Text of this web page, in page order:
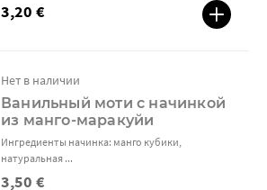
3,20 €
Ванильный моти с начинкой
из манго-маракуйи
3,50 €
Нет в наличии
Ингредиенты начинка: манго кубики,
натуральная ...